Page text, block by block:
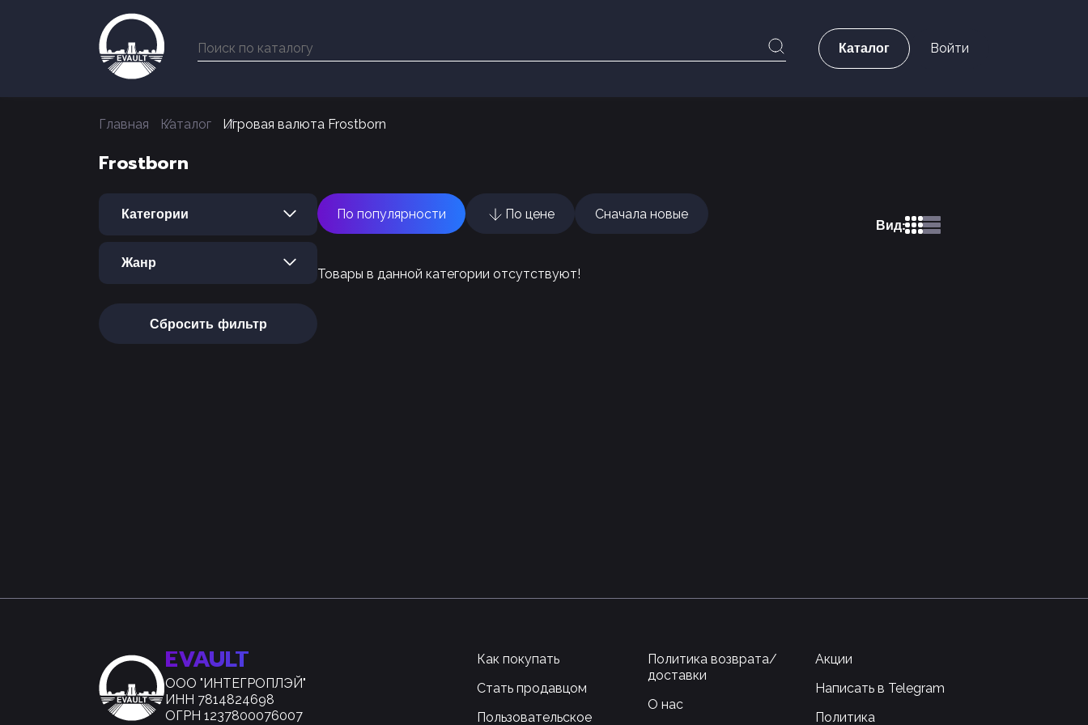
Каталог Войти
Главная Каталог Игровая валюта Frostborn
Frostborn
Категории
Жанр
Сбросить фильтр
По популярности По цене Сначала новые
Вид:
Товары в данной категории отсутствуют!
EVAULT
ООО "ИНТЕГРОПЛЭЙ"
ИНН 7814824698
ОГРН 1237800076007
Как покупать
Стать продавцом
Пользовательское
Политика возврата/
доставки
О нас
Акции
Написать в Telegram
Политика